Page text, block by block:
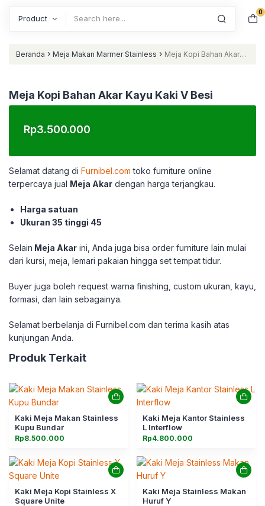
0
Beranda › Meja Makan Marmer Stainless › Meja Kopi Bahan Akar
Meja Kopi Bahan Akar Kayu Kaki V Besi
Rp3.500.000
Selamat datang di Furnibel.com toko furniture online
terpercaya jual Meja Akar dengan harga terjangkau.
Harga satuan
Ukuran 35 tinggi 45
Selain Meja Akar ini, Anda juga bisa order furniture lain mulai
dari kursi, meja, lemari pakaian hingga set tempat tidur.
Buyer juga boleh request warna finishing, custom ukuran, kayu,
formasi, dan lain sebagainya.
Selamat berbelanja di Furnibel.com dan terima kasih atas
kunjungan Anda.
Produk Terkait
Kaki Meja Makan Stainless
Kupu Bundar
Rp8.500.000
Kaki Meja Kantor Stainless
L Interflow
Rp4.800.000
Kaki Meja Kopi Stainless X
Square Unite
Kaki Meja Stainless Makan
Huruf Y